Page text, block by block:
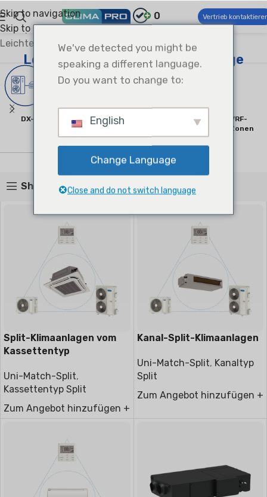
Skip to navigation
Skip to main content
0 Vertrieb
Climapro® Kommerzielle Klima- und Lüftungstechnik
Leichte kommerzielle Klimaanlage
Leichte kommerzielle Klimaanlage
DX-Einheitskanal-Splits
1 product
Schlankes Und Mini-VRF-
System Mit Mehreren Zonen
2 products
Show sidebar
Split-Klimaanlagen vom
Kassettentyp
Uni-Match-Split,
Kassettentyp Split
Zum Angebot hinzufügen +
Kanal-Split-Klimaanlagen
Uni-Match-Split, Kanaltyp
Split
Zum Angebot hinzufügen +
We've detected you might be
speaking a different language.
Do you want to change to:
English
Change Language
Close and do not switch language